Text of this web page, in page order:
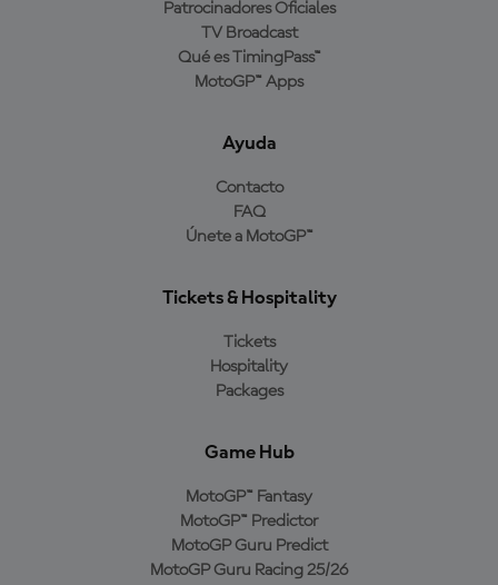
Patrocinadores Oficiales
TV Broadcast
Qué es TimingPass™
MotoGP™ Apps
Ayuda
Contacto
FAQ
Únete a MotoGP™
Tickets & Hospitality
Tickets
Hospitality
Packages
Game Hub
MotoGP™ Fantasy
MotoGP™ Predictor
MotoGP Guru Predict
MotoGP Guru Racing 25/26